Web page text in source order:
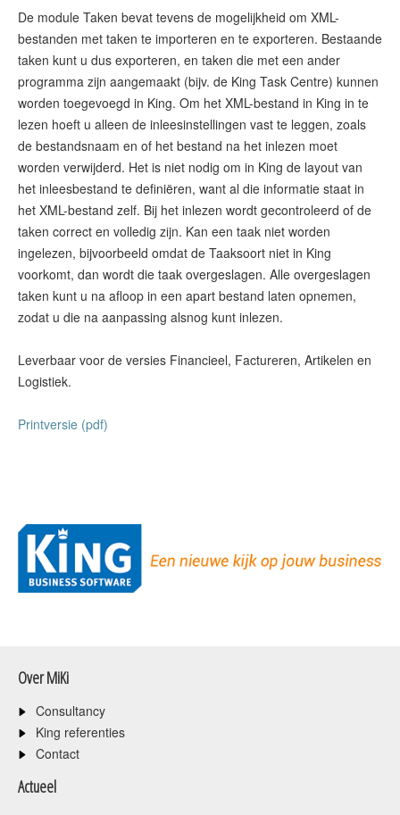
De module Taken bevat tevens de mogelijkheid om XML-
bestanden met taken te importeren en te exporteren. Bestaande
taken kunt u dus exporteren, en taken die met een ander
programma zijn aangemaakt (bijv. de King Task Centre) kunnen
worden toegevoegd in King. Om het XML-bestand in King in te
lezen hoeft u alleen de inleesinstellingen vast te leggen, zoals
de bestandsnaam en of het bestand na het inlezen moet
worden verwijderd. Het is niet nodig om in King de layout van
het inleesbestand te definiëren, want al die informatie staat in
het XML-bestand zelf. Bij het inlezen wordt gecontroleerd of de
taken correct en volledig zijn. Kan een taak niet worden
ingelezen, bijvoorbeeld omdat de Taaksoort niet in King
voorkomt, dan wordt die taak overgeslagen. Alle overgeslagen
taken kunt u na afloop in een apart bestand laten opnemen,
zodat u die na aanpassing alsnog kunt inlezen.
Leverbaar voor de versies Financieel, Factureren, Artikelen en
Logistiek.
Printversie (pdf)
Over MiKi
Consultancy
King referenties
Contact
Actueel